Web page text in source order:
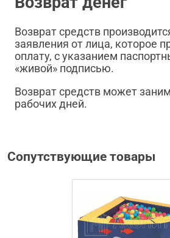
Возврат средств
заявления от лица, которое
оплату, с указанием
«живой» подписью.
Возврат средств может
рабочих дней.
Сопутствующие товары